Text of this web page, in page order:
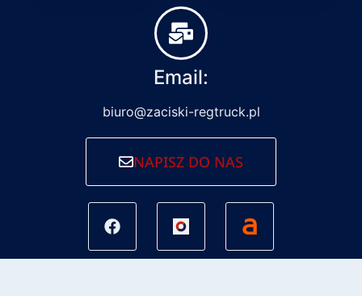
Email:
biuro@zaciski-regtruck.pl
NAPISZ DO NAS